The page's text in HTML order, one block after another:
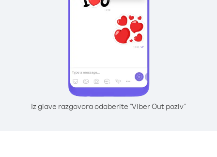
Iz glave razgovora odaberite "Viber Out poziv"